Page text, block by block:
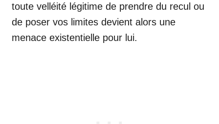
toute velléité légitime de prendre du recul ou
de poser vos limites devient alors une
menace existentielle pour lui.